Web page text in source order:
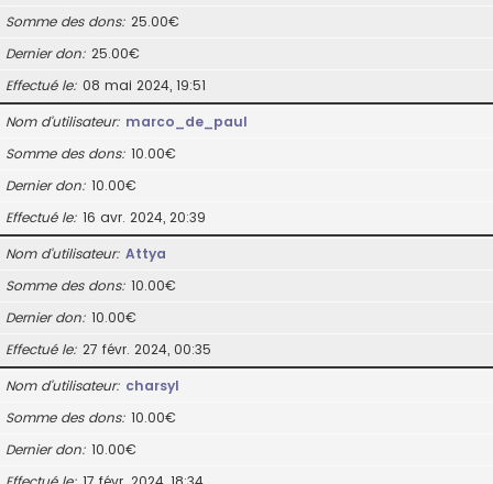
Somme des dons 25.00€
Dernier don 25.00€
Effectué le 08 mai 2024, 19:51
Nom d’utilisateur marco_de_paul
Somme des dons 10.00€
Dernier don 10.00€
Effectué le 16 avr. 2024, 20:39
Nom d’utilisateur Attya
Somme des dons 10.00€
Dernier don 10.00€
Effectué le 27 févr. 2024, 00:35
Nom d’utilisateur charsyl
Somme des dons 10.00€
Dernier don 10.00€